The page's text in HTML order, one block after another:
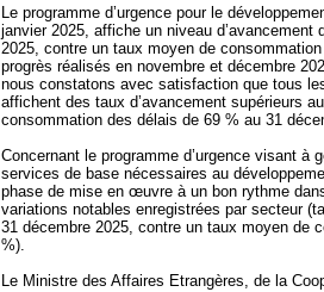
Le programme d’urgence pour le
janvier 2025, affiche un niveau d’avancement
2025, contre un taux moyen de
progrès réalisés en novembre et décembre
nous constatons avec satisfaction que tous
affichent des taux d’avancement supérieurs
consommation des délais de 69 % au 31
Concernant le programme d’urgence visant à
services de base nécessaires au
phase de mise en œuvre à un bon rythme
variations notables enregistrées par secteur
31 décembre 2025, contre un taux moyen de
%).
Le Ministre des Affaires Etrangères, de la